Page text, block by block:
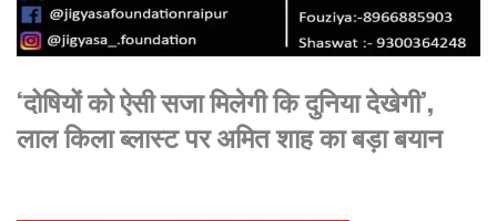
‘दोषियों को ऐसी सजा मिलेगी कि दुनिया देखेगी’,
लाल किला ब्लास्ट पर अमित शाह का बड़ा बयान